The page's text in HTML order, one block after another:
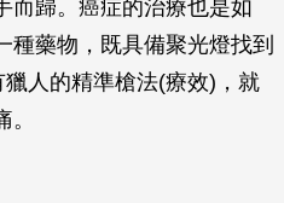
而歸。癌症的治療也是如
種藥物，既具備聚光燈找到
人的精準槍法(療效)，就